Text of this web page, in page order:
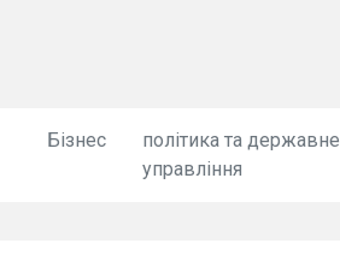
Бізнес
політика та державне
управління